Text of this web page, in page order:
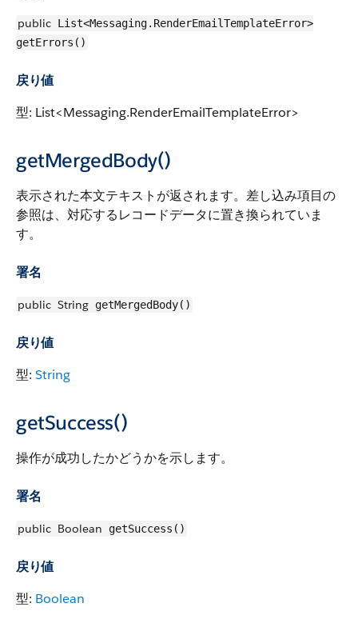
public List<Messaging.RenderEmailTemplateError>
getErrors()
戻り値
型: List<Messaging.RenderEmailTemplateError>
getMergedBody()
表示された本文テキストが返されます。差し込み項目の
参照は、対応するレコードデータに置き換られていま
す。
署名
public String getMergedBody()
戻り値
型: String
getSuccess()
操作が成功したかどうかを示します。
署名
public Boolean getSuccess()
戻り値
型: Boolean